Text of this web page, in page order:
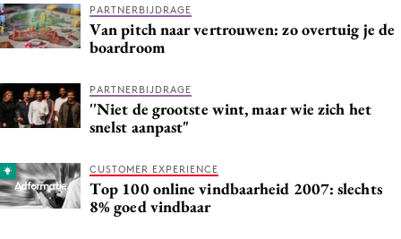
PARTNERBIJDRAGE
Van pitch naar vertrouwen: zo overtuig je de
boardroom
PARTNERBIJDRAGE
''Niet de grootste wint, maar wie zich het
snelst aanpast"
CUSTOMER EXPERIENCE
Top 100 online vindbaarheid 2007: slechts
8% goed vindbaar